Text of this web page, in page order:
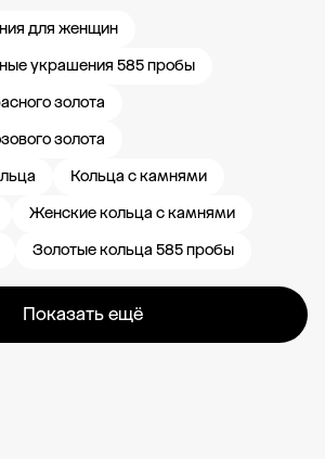
для женщин
украшения 585 пробы
золота
золота
Кольца с камнями
Женские кольца с камнями
Золотые кольца 585 пробы
Показать ещё